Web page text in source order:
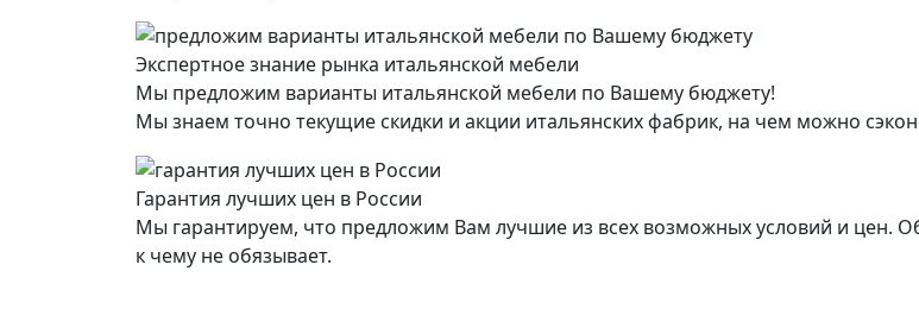
Экспертное знание рынка итальянской мебели
Мы предложим варианты итальянской мебели по Вашему бюджету!
Мы знаем точно текущие скидки и акции итальянских фабрик, на чем можно
Гарантия лучших цен в России
Мы гарантируем, что предложим Вам лучшие из всех возможных условий и цен.
к чему не обязывает.